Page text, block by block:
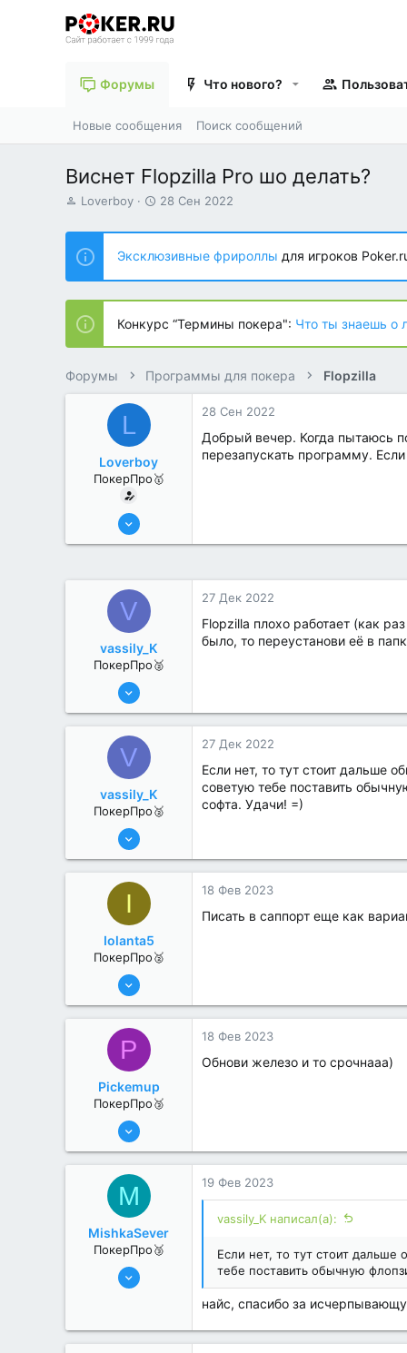
Форумы Что нового?
Новые сообщения Поиск сообщений
Виснет Flopzilla Pro шо делать?
А
т
о
р
т
е
м
ы
Loverboy
Д
т
н
а
ч
л
а
28 Сен 2022
Эксклюзивные фрироллы для игроков
Конкурс “Термины покера": Что ты знаешь о
Форумы Программы для покера Flopzilla
L
Loverboy
ПокерПро🥇
8 Июн 2022
28 Сен 2022
Добрый вечер. Когда пытаюсь
перезапускать программу.
V
vassily_K
ПокерПро🥈
6 Июн 2022
2
27 Дек 2022
Flopzilla плохо работает (как
было, то переустанови её в
V
vassily_K
ПокерПро🥈
6 Июн 2022
2
27 Дек 2022
Если нет, то тут стоит дальше
советую тебе поставить
софта. Удачи! =)
I
Iolanta5
ПокерПро🥈
13 Июн 2022
1
18 Фев 2023
Писать в саппорт еще как
P
Pickemup
ПокерПро🥉
13 Июн 2022
0
18 Фев 2023
Обнови железо и то срочнааа)
M
MishkaSever
ПокерПро🥉
17 Авг 2022
19 Фев 2023
vassily_K написал(а):
Если нет, то тут стоит дальше
тебе поставить обычную
найс, спасибо за